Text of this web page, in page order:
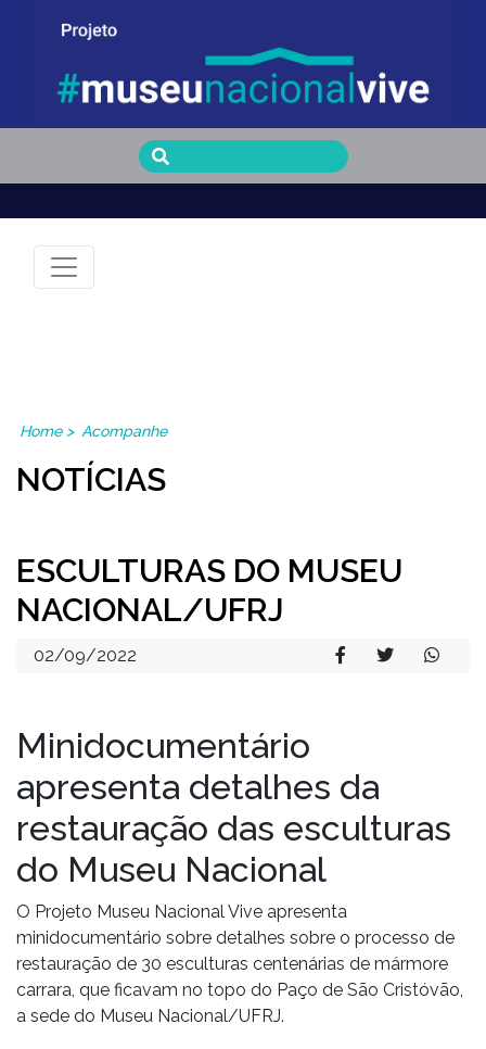
Museu Nacional Vive
Home> Acompanhe
NOTÍCIAS
ESCULTURAS DO MUSEU
NACIONAL/UFRJ
02/09/2022
Minidocumentário
apresenta detalhes da
restauração das esculturas
do Museu Nacional
O Projeto Museu Nacional Vive apresenta
minidocumentário sobre detalhes sobre o processo de
restauração de 30 esculturas centenárias de mármore
carrara, que ficavam no topo do Paço de São Cristóvão,
a sede do Museu Nacional/UFRJ.